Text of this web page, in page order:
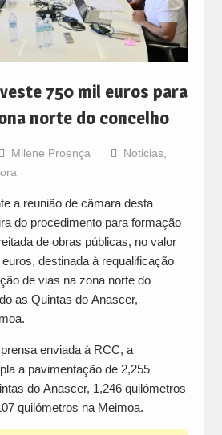
750 mil euros para
norte do concelho
Milene Proença Noticias,
a reunião de câmara desta
do procedimento para formação
de obras públicas, no valor
destinada à requalificação
de vias na zona norte do
as Quintas do Anascer,
enviada à RCC, a
a pavimentação de 2,255
do Anascer, 1,246 quilómetros
quilómetros na Meimoa.